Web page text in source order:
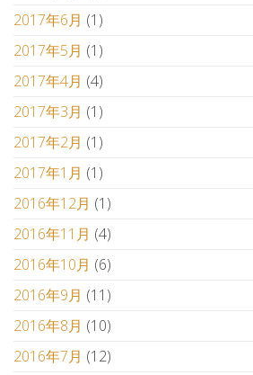
2017年6月 (1)
2017年5月 (1)
2017年4月 (4)
2017年3月 (1)
2017年2月 (1)
2017年1月 (1)
2016年12月 (1)
2016年11月 (4)
2016年10月 (6)
2016年9月 (11)
2016年8月 (10)
2016年7月 (12)